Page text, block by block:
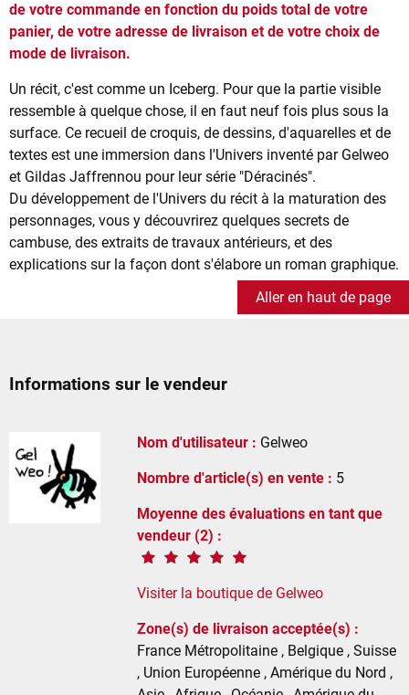
de votre commande en fonction du poids total de votre
panier, de votre adresse de livraison et de votre choix de
mode de livraison.
Un récit, c'est comme un Iceberg. Pour que la partie visible
ressemble à quelque chose, il en faut neuf fois plus sous la
surface. Ce recueil de croquis, de dessins, d'aquarelles et de
textes est une immersion dans l'Univers inventé par Gelweo
et Gildas Jaffrennou pour leur série "Déracinés".
Du développement de l'Univers du récit à la maturation des
personnages, vous y découvrirez quelques secrets de
cambuse, des extraits de travaux antérieurs, et des
explications sur la façon dont s'élabore un roman graphique.
Aller en haut de page
Informations sur le vendeur
Nom d'utilisateur : Gelweo
Nombre d'article(s) en vente : 5
Moyenne des évaluations en tant que
vendeur (2) :
Visiter la boutique de Gelweo
Zone(s) de livraison acceptée(s) :
France Métropolitaine , Belgique , Suisse
, Union Européenne , Amérique du Nord ,